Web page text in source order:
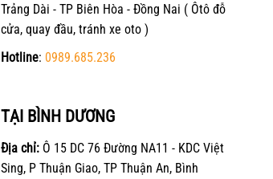
Trảng Dài - TP Biên Hòa - Đồng Nai ( Ôtô đỗ
cửa, quay đầu, tránh xe oto )
Hotline: 0989.685.236
TẠI BÌNH DƯƠNG
Địa chỉ:Ô 15 DC 76 Đường NA11 - KDC Việt
Sing, P Thuận Giao, TP Thuận An, Bình